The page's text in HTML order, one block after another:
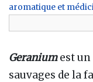
aromatique et
Geraniumest un
sauvages de la